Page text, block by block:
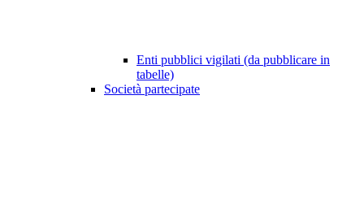
Enti pubblici vigilati (da pubblicare in
tabelle)
Società partecipate